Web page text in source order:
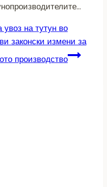
увоз на тутун во
законски измени за
производство